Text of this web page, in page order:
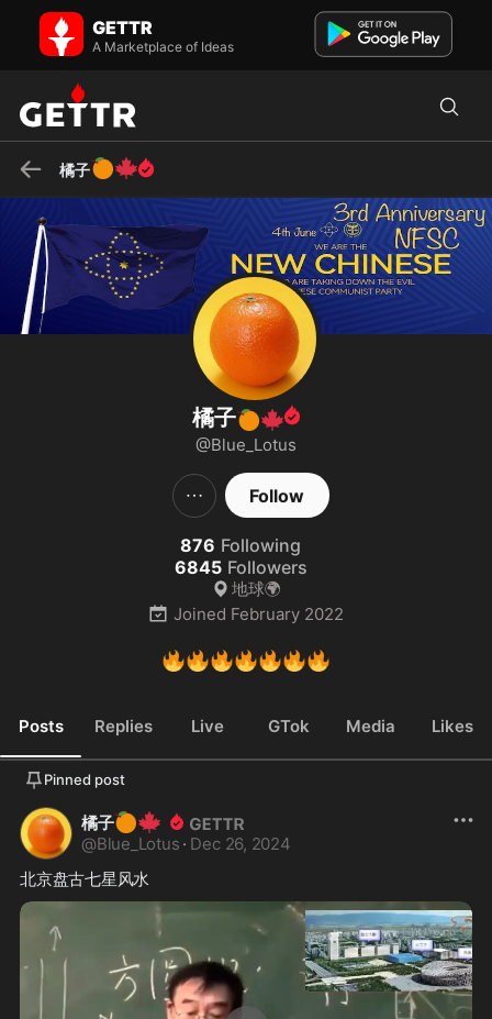
橘子🍊🍁 on GETTR - Profile and Posts
🔥🔥🔥🔥🔥🔥🔥GETTR
A Marketplace of Ideas
橘子🍊🍁
橘子🍊🍁
@Blue_Lotus
Follow
876 Following
6845 Followers
地球🌍
Joined February 2022
🔥🔥🔥🔥🔥🔥🔥
Posts Replies Live GTok Media Likes
Pinned post
橘子🍊🍁
@Blue_Lotus · Dec 26, 2024
北京盘古七星风水